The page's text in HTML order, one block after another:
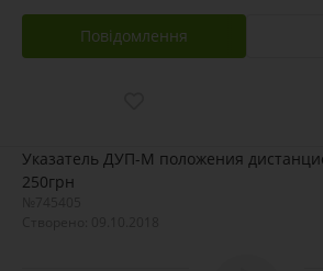
Повідомлення
Указатель ДУП-М положения
250грн